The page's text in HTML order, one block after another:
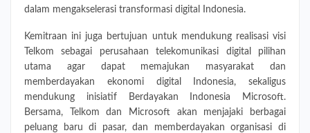
dalam mengakselerasi transformasi digital Indonesia.
Kemitraan ini juga bertujuan untuk mendukung realisasi visi
Telkom sebagai perusahaan telekomunikasi digital pilihan
utama agar dapat memajukan masyarakat dan
memberdayakan ekonomi digital Indonesia, sekaligus
mendukung inisiatif Berdayakan Indonesia Microsoft.
Bersama, Telkom dan Microsoft akan menjajaki berbagai
peluang baru di pasar, dan memberdayakan organisasi di